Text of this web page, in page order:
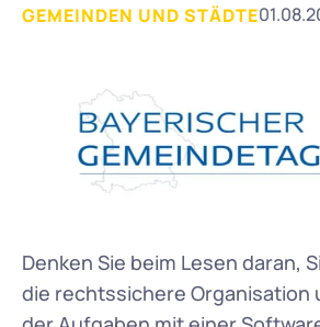
GEMEINDEN UND STÄDTE
Denken Sie beim Lesen daran,
die rechtssichere Organisation